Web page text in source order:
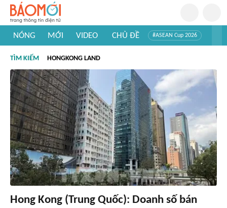
NÓNG MỚI VIDEO CHỦ ĐỀ #ASEAN Cup 2026
#Khám phá thế giới
TÌM KIẾM HONGKONG LAND
Hong Kong (Trung Quốc): Doanh số bán